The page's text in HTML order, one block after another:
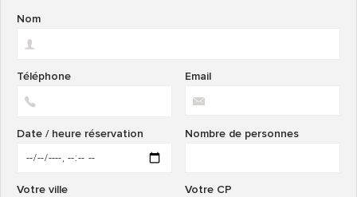
Nom
Email
Téléphone
Nombre de personnes
Date / heure réservation
Votre CP
Votre ville